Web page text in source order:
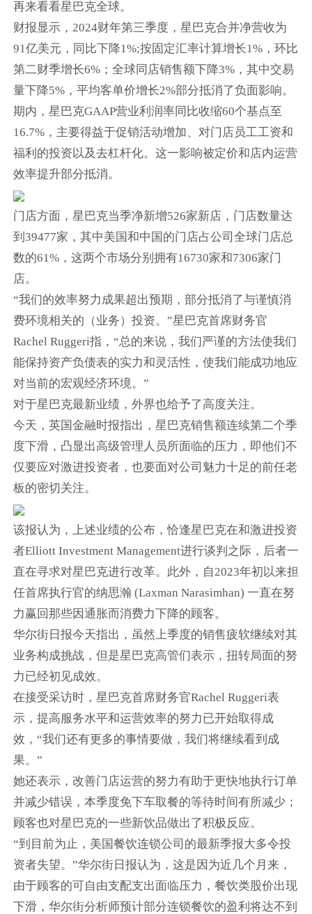
再来看看星巴克全球。
财报显示，2024财年第三季度，星巴克合并净营收为
91亿美元，同比下降1%;按固定汇率计算增长1%，环比
第二财季增长6%；全球同店销售额下降3%，其中交易
量下降5%，平均客单价增长2%部分抵消了负面影响。
期内，星巴克GAAP营业利润率同比收缩60个基点至
16.7%，主要得益于促销活动增加、对门店员工工资和
福利的投资以及去杠杆化。这一影响被定价和店内运营
效率提升部分抵消。
门店方面，星巴克当季净新增526家新店，门店数量达
到39477家，其中美国和中国的门店占公司全球门店总
数的61%，这两个市场分别拥有16730家和7306家门
店。
“我们的效率努力成果超出预期，部分抵消了与谨慎消
费环境相关的（业务）投资。”星巴克首席财务官
Rachel Ruggeri指，“总的来说，我们严谨的方法使我们
能保持资产负债表的实力和灵活性，使我们能成功地应
对当前的宏观经济环境。”
对于星巴克最新业绩，外界也给予了高度关注。
今天，英国金融时报指出，星巴克销售额连续第二个季
度下滑，凸显出高级管理人员所面临的压力，即他们不
仅要应对激进投资者，也要面对公司魅力十足的前任老
板的密切关注。
该报认为，上述业绩的公布，恰逢星巴克在和激进投资
者Elliott Investment Management进行谈判之际，后者一
直在寻求对星巴克进行改革。此外，自2023年初以来担
任首席执行官的纳思瀚 (Laxman Narasimhan) 一直在努
力赢回那些因通胀而消费力下降的顾客。
华尔街日报今天指出，虽然上季度的销售疲软继续对其
业务构成挑战，但是星巴克高管们表示，扭转局面的努
力已经初见成效。
在接受采访时，星巴克首席财务官Rachel Ruggeri表
示，提高服务水平和运营效率的努力已开始取得成
效，“我们还有更多的事情要做，我们将继续看到成
果。”
她还表示，改善门店运营的努力有助于更快地执行订单
并减少错误，本季度免下车取餐的等待时间有所减少；
顾客也对星巴克的一些新饮品做出了积极反应。
“到目前为止，美国餐饮连锁公司的最新季报大多令投
资者失望。”华尔街日报认为，这是因为近几个月来，
由于顾客的可自由支配支出面临压力，餐饮类股价出现
下滑，华尔街分析师预计部分连锁餐饮的盈利将达不到